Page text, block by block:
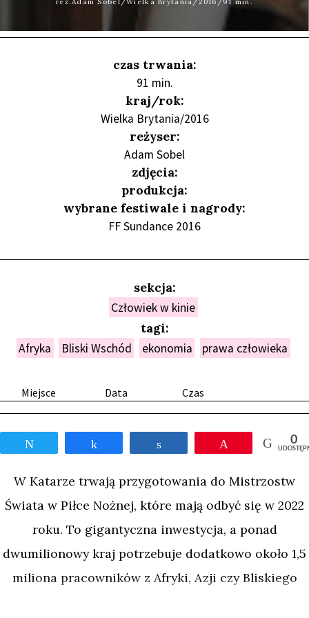
reż.Adam Sobel/Wielka Brytania/2016/91 min.
Miejsce Data Czas
Przypnij 0
W Katarze trwają przygotowania do Mistrzostw
Świata w Piłce Nożnej, które mają odbyć się w 2022
roku. To gigantyczna inwestycja, a ponad
dwumilionowy kraj potrzebuje dodatkowo około 1,5
miliona pracowników z Afryki, Azji czy Bliskiego
czas trwania:
91 min.
kraj/rok:
Wielka Brytania/2016
reżyser:
Adam Sobel
zdjęcia:
produkcja:
wybrane festiwale i nagrody:
FF Sundance 2016
sekcja:
Człowiek w kinie
tagi:
Afryka Bliski Wschód ekonomia prawa człowieka